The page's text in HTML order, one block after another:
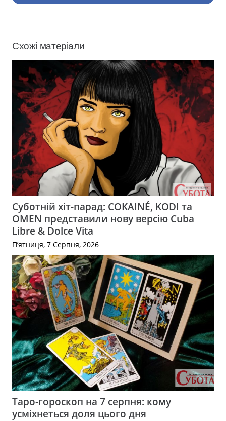
Схожі матеріали
Суботній хіт-парад: COKAINÉ, KODI та
OMEN представили нову версію Cuba
Libre & Dolce Vita
П’ятниця, 7 Серпня, 2026
Таро-гороскоп на 7 серпня: кому
усміхнеться доля цього дня